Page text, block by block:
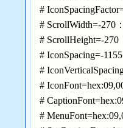
#
# ScrollWidth=-270
# ScrollHeight=-
# IconSpacing=-
#
#
#
#